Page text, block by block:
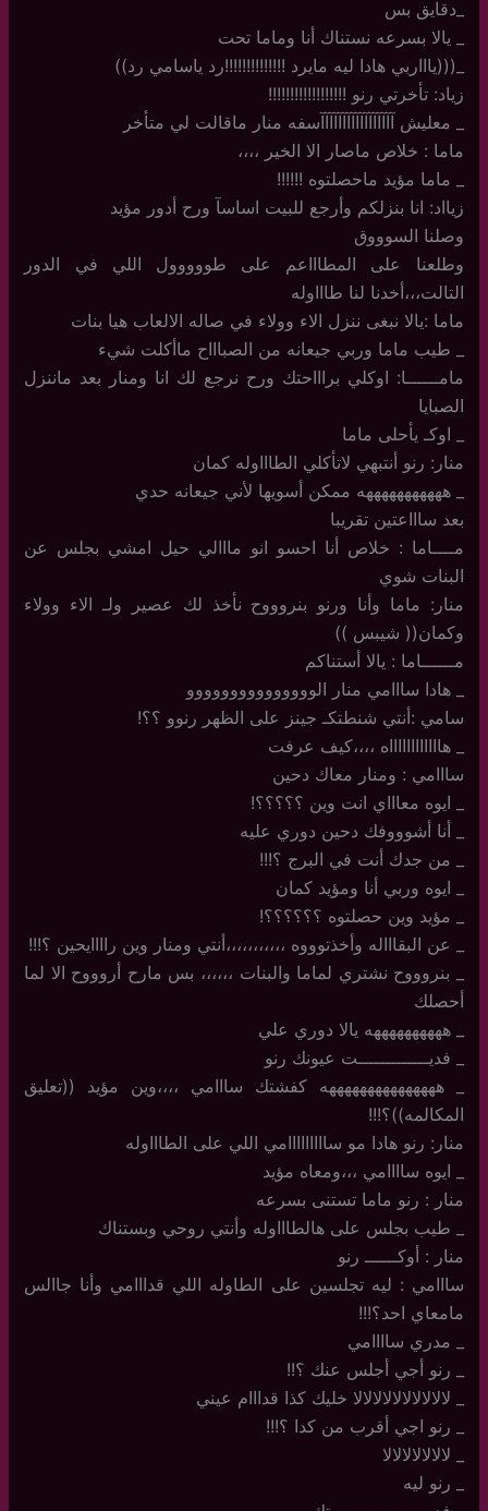
_دقايق بس
_ يالا بسرعه نستناك أنا وماما تحت
_(((ياااربي هادا ليه مايرد !!!!!!!!!!!!!!رد ياسامي رد))
زياد: تأخرتي رنو !!!!!!!!!!!!!!!!!!
_ معليش آآآآآآآآآآآآآآآآآسفه منار ماقالت لي متأخر
ماما : خلاص ماصار الا الخير ،،،،
_ ماما مؤيد ماحصلتوه !!!!!!
زيااد: انا بنزلكم وأرجع للبيت اساسآ ورح أدور مؤيد
وصلنا السوووق
وطلعنا على المطاااعم على طووووول اللي في الدور
التالت،،،أخدنا لنا طاااوله
ماما :يالا نبغى ننزل الاء وولاء في صاله الالعاب هيا بنات
_ طيب ماما وربي جيعانه من الصباااح ماأكلت شيء
مامــــــا: اوكلي براااحتك ورح نرجع لك انا ومنار بعد ماننزل
الصبايا
_ اوكـ يأحلى ماما
منار: رنو أنتبهي لاتأكلي الطاااوله كمان
_ هههههههههههه ممكن أسويها لأني جيعانه حدي
بعد ساااعتين تقريبا
مــــاما : خلاص أنا احسو انو مااالي حيل امشي بجلس عن
البنات شوي
منار: ماما وأنا ورنو بنروووح نأخذ لك عصير ولـ الاء وولاء
وكمان(( شيبس ))
مــــــاما : يالا أستناكم
_ هادا سااامي منار الووووووووووووووو
سامي :أنتي شنطتكـ جينز على الظهر رنوو ؟؟!
_ هااااااااااااه ،،،،كيف عرفت
سااامي : ومنار معاك دحين
_ ايوه معاااي انت وين ؟؟؟؟؟!
_ أنا أشوووفك دحين دوري عليه
_ من جدك أنت في البرج ؟!!!
_ ايوه وربي أنا ومؤيد كمان
_ مؤيد وين حصلتوه ؟؟؟؟؟؟!
_ عن البقاااله وأخذتوووه ،،،،،،،،،،،أنتي ومنار وين راااايحين ؟!!!
_ بنروووح نشتري لماما والبنات ،،،،،، بس مارح أروووح الا لما
أحصلك
_ ههههههههههه يالا دوري علي
_ فديـــــــــــــت عيونك رنو
_ هههههههههههههههه كفشتك سااامي ،،،،وين مؤيد ((تعليق
المكالمه))؟!!!
منار: رنو هادا مو سااااااااامي اللي على الطاااوله
_ ايوه ساااامي ،،،ومعاه مؤيد
منار : رنو ماما تستنى بسرعه
_ طيب بجلس على هالطاااوله وأنتي روحي وبستناك
منار : أوكــــــ رنو
سااامي : ليه تجلسين على الطاوله اللي قدااامي وأنا جاالس
مامعاي احد؟!!!
_ مدري ساااامي
_ رنو أجي أجلس عنك ؟!!
_ لالالالالالالالالالا خليك كذا قدااام عيني
_ رنو اجي أقرب من كدا ؟!!!
_ لالالالالالالا
_ رنو ليه